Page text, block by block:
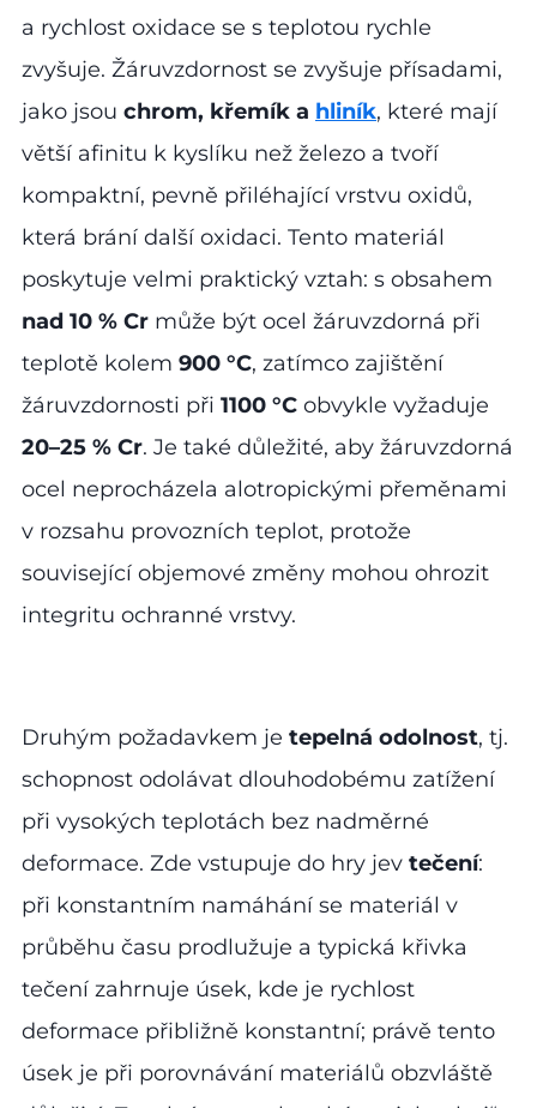
a rychlost oxidace se s teplotou rychle
zvyšuje. Žáruvzdornost se zvyšuje přísadami,
jako jsou chrom, křemík a hliník, které mají
větší afinitu k kyslíku než železo a tvoří
kompaktní, pevně přiléhající vrstvu oxidů,
která brání další oxidaci. Tento materiál
poskytuje velmi praktický vztah: s obsahem
nad 10 % Cr může být ocel žáruvzdorná při
teplotě kolem 900 °C, zatímco zajištění
žáruvzdornosti při 1100 °C obvykle vyžaduje
20–25 % Cr. Je také důležité, aby žáruvzdorná
ocel neprocházela alotropickými přeměnami
v rozsahu provozních teplot, protože
související objemové změny mohou ohrozit
integritu ochranné vrstvy.
Druhým požadavkem je tepelná odolnost, tj.
schopnost odolávat dlouhodobému zatížení
při vysokých teplotách bez nadměrné
deformace. Zde vstupuje do hry jev tečení:
při konstantním namáhání se materiál v
průběhu času prodlužuje a typická křivka
tečení zahrnuje úsek, kde je rychlost
deformace přibližně konstantní; právě tento
úsek je při porovnávání materiálů obzvláště